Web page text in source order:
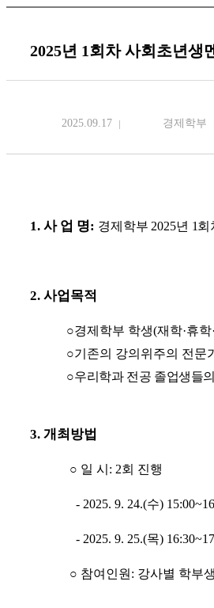
2025년 1회차 사회초년생
2025.09.17 경제학부
1. 사 업 명: 경제학부 2025년 1회
2. 사업목적
○경제학부 학생(재학·휴학·
○기존의 강의위주의 전문
○우리학과 전공 졸업생들
3. 개최방법
○ 일 시 : 2회 진행
- 2025. 9. 24.(수)
- 2025. 9. 25.(목)
○ 참여인원 : 강사별 학부